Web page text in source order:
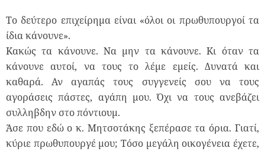
Το δεύτερο επιχείρημα είναι «όλοι οι πρωθυπουργοί τα
ίδια κάνουνε».
Κακώς τα κάνουνε. Να μην τα κάνουνε. Κι όταν τα
κάνουνε αυτοί, να τους το λέμε εμείς. Δυνατά και
καθαρά. Αν αγαπάς τους συγγενείς σου να τους
αγοράσεις πάστες, αγάπη μου. Όχι να τους ανεβάζει
συλληβδην στο πόντιουμ.
Άσε που εδώ ο κ. Μητσοτάκης ξεπέρασε τα όρια. Γιατί,
κύριε πρωθυπουργέ μου; Τόσο μεγάλη οικογένεια έχετε,